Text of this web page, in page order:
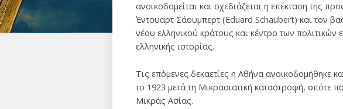
ανοικοδομείται και σχεδιάζεται η επέκταση της
Έντουαρτ Σάουμπερτ (Eduard Schaubert) και τον
νέου ελληνικού κράτους και κέντρο των
ελληνικής ιστορίας.
Τις επόμενες δεκαετίες η Αθήνα ανοικοδομήθηκε
το 1923 μετά τη Μικρασιατική καταστροφή, οπότε
Μικράς Ασίας.